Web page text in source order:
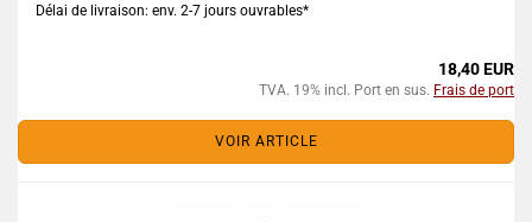
Délai de livraison: env. 2-7 jours ouvrables*
18,40 EUR
TVA. 19% incl. Port en sus. Frais de port
VOIR ARTICLE